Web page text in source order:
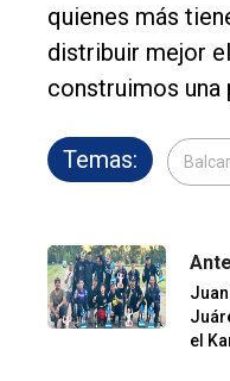
quienes más
distribuir mejor
construimos una
Temas:
el